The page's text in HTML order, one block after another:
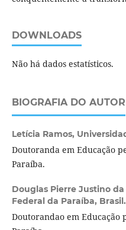
DOWNLOADS
Não há dados estatísticos.
BIOGRAFIA DO AUTOR
Letícia Ramos,
Doutoranda em Educação
Paraíba.
Douglas Pierre Justino da
Federal da Paraíba, Brasil.
Doutorandao em Educação